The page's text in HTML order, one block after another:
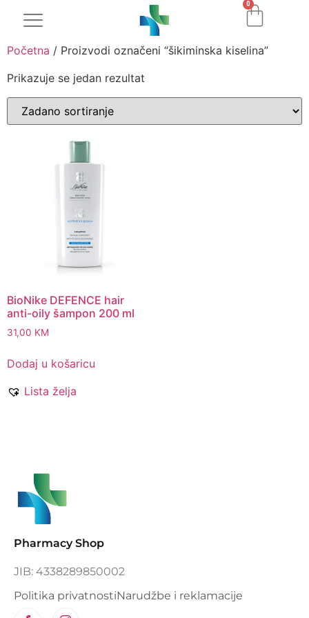
0
Početna / Proizvodi označeni “šikiminska kiselina”
Prikazuje se jedan rezultat
BioNike DEFENCE hair
anti-oily šampon 200 ml
31,00 KM
Dodaj u košaricu
Lista želja
Pharmacy Shop
JIB: 4338289850002
Politika privatnostiNarudžbe i reklamacije